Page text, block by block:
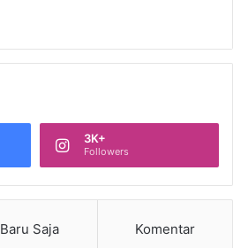
3K+
Followers
Baru Saja Komentar